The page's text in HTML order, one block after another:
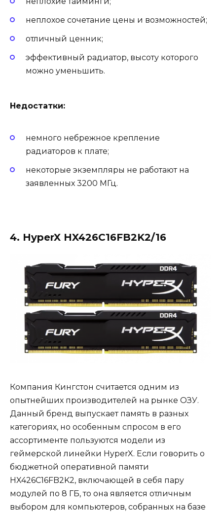
неплохое сочетание цены и возможностей;
отличный ценник;
эффективный радиатор, высоту которого
можно уменьшить.
Недостатки:
немного небрежное крепление
радиаторов к плате;
некоторые экземпляры не работают на
заявленных 3200 МГц.
4. HyperX HX426C16FB2K2/16
Компания Кингстон считается одним из
опытнейших производителей на рынке ОЗУ.
Данный бренд выпускает память в разных
категориях, но особенным спросом в его
ассортименте пользуются модели из
геймерской линейки HyperX. Если говорить о
бюджетной оперативной памяти
HX426C16FB2K2, включающей в себя пару
модулей по 8 ГБ, то она является отличным
выбором для компьютеров, собранных на базе